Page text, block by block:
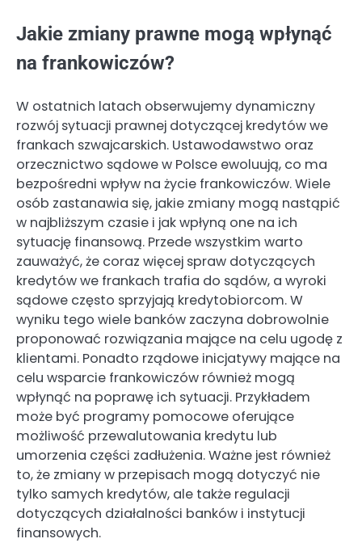
Jakie zmiany prawne mogą wpłynąć
na frankowiczów?
W ostatnich latach obserwujemy dynamiczny
rozwój sytuacji prawnej dotyczącej kredytów we
frankach szwajcarskich. Ustawodawstwo oraz
orzecznictwo sądowe w Polsce ewoluują, co ma
bezpośredni wpływ na życie frankowiczów. Wiele
osób zastanawia się, jakie zmiany mogą nastąpić
w najbliższym czasie i jak wpłyną one na ich
sytuację finansową. Przede wszystkim warto
zauważyć, że coraz więcej spraw dotyczących
kredytów we frankach trafia do sądów, a wyroki
sądowe często sprzyjają kredytobiorcom. W
wyniku tego wiele banków zaczyna dobrowolnie
proponować rozwiązania mające na celu ugodę z
klientami. Ponadto rządowe inicjatywy mające na
celu wsparcie frankowiczów również mogą
wpłynąć na poprawę ich sytuacji. Przykładem
może być programy pomocowe oferujące
możliwość przewalutowania kredytu lub
umorzenia części zadłużenia. Ważne jest również
to, że zmiany w przepisach mogą dotyczyć nie
tylko samych kredytów, ale także regulacji
dotyczących działalności banków i instytucji
finansowych.